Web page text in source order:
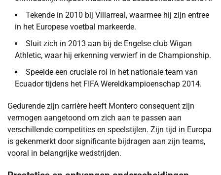
Tekende in 2010 bij Villarreal, waarmee hij zijn entree
in het Europese voetbal markeerde.
Sluit zich in 2013 aan bij de Engelse club Wigan
Athletic, waar hij erkenning verwierf in de Championship.
Speelde een cruciale rol in het nationale team van
Ecuador tijdens het FIFA Wereldkampioenschap 2014.
Gedurende zijn carrière heeft Montero consequent zijn
vermogen aangetoond om zich aan te passen aan
verschillende competities en speelstijlen. Zijn tijd in Europa
is gekenmerkt door significante bijdragen aan zijn teams,
vooral in belangrijke wedstrijden.